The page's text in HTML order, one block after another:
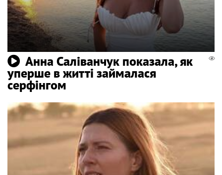
Анна Саліванчук показала, як
уперше в житті займалася
серфінгом